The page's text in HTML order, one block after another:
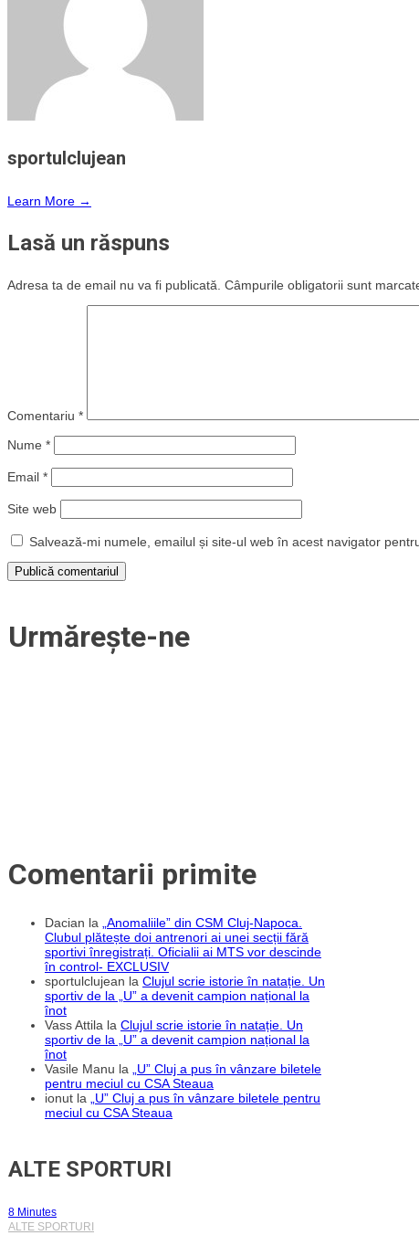
sportulclujean
Learn More →
Lasă un răspuns
Adresa ta de email nu va fi publicată. Câmpurile obligatorii sunt
Comentariu *
Nume *
Email *
Site web
Salvează-mi numele, emailul și site-ul web în acest navigator
Urmărește-ne
Comentarii primite
Dacian la „Anomaliile” din CSM Cluj-Napoca.
Clubul plătește doi antrenori ai unei secții fără
sportivi înregistrați. Oficialii ai MTS vor descinde
în control- EXCLUSIV
sportulclujean la Clujul scrie istorie în natație. Un
sportiv de la „U” a devenit campion național la
înot
Vass Attila la Clujul scrie istorie în natație. Un
sportiv de la „U” a devenit campion național la
înot
Vasile Manu la „U” Cluj a pus în vânzare biletele
pentru meciul cu CSA Steaua
ionut la „U” Cluj a pus în vânzare biletele pentru
meciul cu CSA Steaua
ALTE SPORTURI
8 Minutes
ALTE SPORTURI